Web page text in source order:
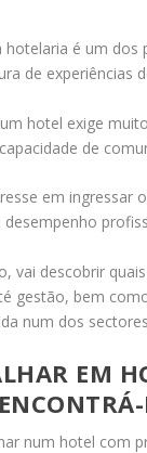
hotelaria é um
de experiências
hotel exige
de
em ingressar
desempenho
vai descobrir
gestão, bem
num dos
EM
num hotel com